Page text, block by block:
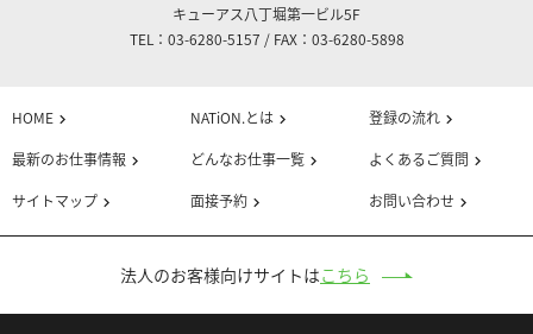
キューアス八丁堀第一ビル5F
TEL：03-6280-5157 / FAX：03-6280-5898
HOME chevron_right NATiON.とはchevron_right 登録の流れchevron_right
最新のお仕事情報 chevron_right どんなお仕事一覧chevron_right よくあるご質問 chevron_right
サイトマップ chevron_right 面接予約chevron_right お問い合わせ chevron_right
法人のお客様向けサイトはこちら